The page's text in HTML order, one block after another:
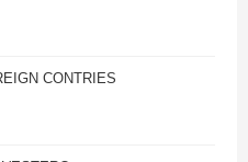
CONTRIES